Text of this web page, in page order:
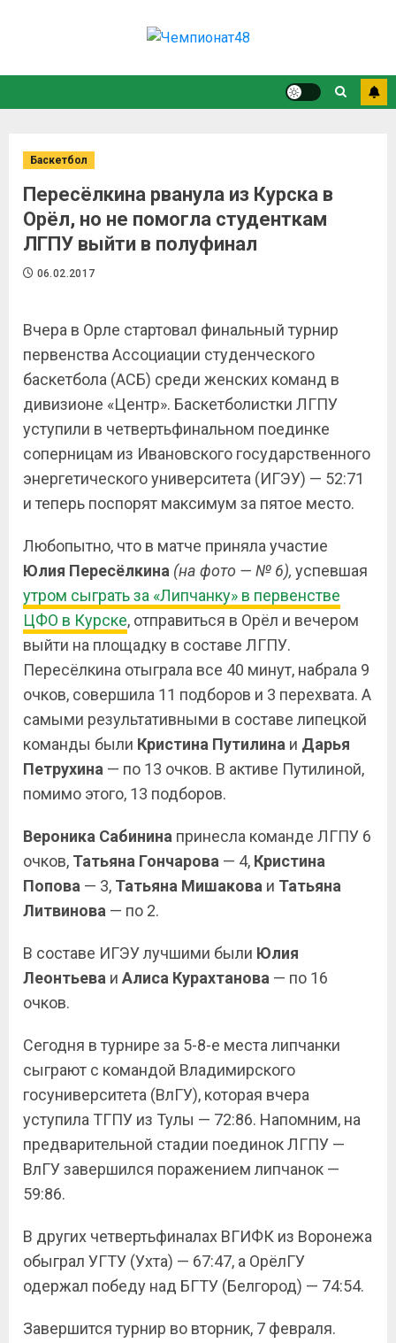
Баскетбол
Пересёлкина рванула из Курска в
Орёл, но не помогла студенткам
ЛГПУ выйти в полуфинал
06.02.2017
Вчера в Орле стартовал финальный турнир
первенства Ассоциации студенческого
баскетбола (АСБ) среди женских команд в
дивизионе «Центр». Баскетболистки ЛГПУ
уступили в четвертьфинальном поединке
соперницам из Ивановского государственного
энергетического университета (ИГЭУ) — 52:71
и теперь поспорят максимум за пятое место.
Любопытно, что в матче приняла участие
Юлия Пересёлкина (на фото — № 6), успевшая
утром сыграть за «Липчанку» в первенстве
ЦФО в Курске, отправиться в Орёл и вечером
выйти на площадку в составе ЛГПУ.
Пересёлкина отыграла все 40 минут, набрала 9
очков, совершила 11 подборов и 3 перехвата. А
самыми результативными в составе липецкой
команды были Кристина Путилина и Дарья
Петрухина — по 13 очков. В активе Путилиной,
помимо этого, 13 подборов.
Вероника Сабинина принесла команде ЛГПУ 6
очков, Татьяна Гончарова — 4, Кристина
Попова — 3, Татьяна Мишакова и Татьяна
Литвинова — по 2.
В составе ИГЭУ лучшими были Юлия
Леонтьева и Алиса Курахтанова — по 16
очков.
Сегодня в турнире за 5-8-е места липчанки
сыграют с командой Владимирского
госуниверситета (ВлГУ), которая вчера
уступила ТГПУ из Тулы — 72:86. Напомним, на
предварительной стадии поединок ЛГПУ —
ВлГУ завершился поражением липчанок —
59:86.
В других четвертьфиналах ВГИФК из Воронежа
обыграл УГТУ (Ухта) — 67:47, а ОрёлГУ
одержал победу над БГТУ (Белгород) — 74:54.
Завершится турнир во вторник, 7 февраля.